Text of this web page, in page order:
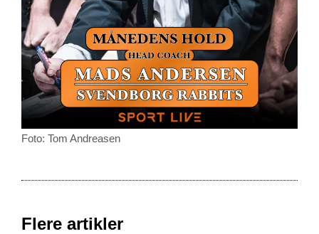
Foto: Tom Andreasen
Flere artikler